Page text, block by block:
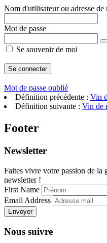
Nom d'utilisateur ou adresse de
Mot de passe
Se souvenir de moi
Mot de passe oublié
Définition précédente : Vin
Définition suivante : Vin de
Footer
Newsletter
Faites vivre votre passion de la
newsletter !
First Name
Email Address
Envoyer
Nous suivre